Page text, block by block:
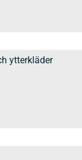
ytterkläder